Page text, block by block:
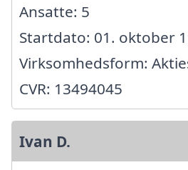
Ansatte: 5
Startdato: 01. oktober
Virksomhedsform:
CVR: 13494045
Ivan D.